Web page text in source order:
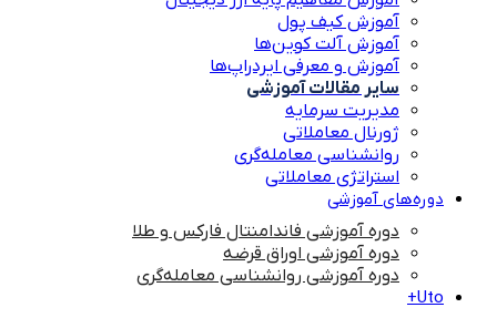
آموزش کیف پول
آموزش آلت کوین‌ها
آموزش و معرفی ایردراپ‌ها
سایر مقالات آموزشی
مدیریت سرمایه
ژورنال معاملاتی
روانشناسی معامله‌گری
استراتژی معاملاتی
دوره‌های آموزشی
دوره آموزشی فاندامنتال فارکس و طلا
دوره آموزشی اوراق قرضه
دوره آموزشی روانشناسی معامله‌گری
Uto+